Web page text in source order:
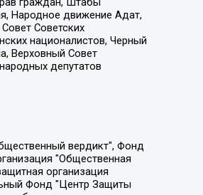
Народное движение Адат,
Советских
националистов, Черный
Верховный Совет
депутатов
Кирилл Игоревич, Сабунаева Мария Леонидовна, Семенов Алексей Владимирович, Шаинян Карен Багратович, Шульман Екатерина Михайловна, Асафьев Артур Валерьевич, Вахштайн Виктор Семенович, Венедиктов Алексей Алексеевич, Лушникова Екатерина Евгеньевна, Волков Леонид Михайлович, Невзоров Александр Глебович, Пархоменко Сергей Борисович, Сироткин Ярослав Николаевич, Кара-Мурза Владимир Владимирович, Баранова Наталья Владимировна, Гозман Леонид Яковлевич, Кагарлицкий Борис Юльевич, Климарев Михаил Валерьевич, Милов Владимир Станиславович, Автономная некоммерческая организация Краснодарский центр современного искусства "Типография", Моргенштерн Алишер Тагирович, Соболь Любовь Эдуардовна, Общество с ограниченной ответственностью "ЛИЗА НОРМ", Каспаров Гарри Кимович, Ходорковский Михаил Борисович, Общество с ограниченной ответственностью "Апрельские тезисы", Данилович Ирина Брониславовна, Кашин Олег Владимирович, Петров Николай Владимирович, Пивоваров Алексей Владимирович, Соколов Михаил Владимирович, Цветкова Юлия Владимировна, Чичваркин Евгений Александрович, Комитет против пыток/Команда против пыток, Общество с ограниченной ответственностью "Первый научный", Общество с ограниченной ответственностью "Вертолет и ко", Белоцерковская Вероника Борисовна, Кац Максим Евгеньевич, Лазарева Татьяна Юрьевна, Шаведдинов Руслан Табризович, Яшин Илья Валерьевич, Общество с ограниченной ответственностью "Иноагент ААВ", Алешковский Дмитрий Петрович, Альбац Евгения Марковна, Быков Дмитрий Львович, Галямина Юлия Евгеньевна, Лойко Сергей Леонидович, Мартынов Кирилл Константинович, Медведев Сергей Александрович, Крашенинников Федор Геннадиевич, Гордеева Катерина Вл